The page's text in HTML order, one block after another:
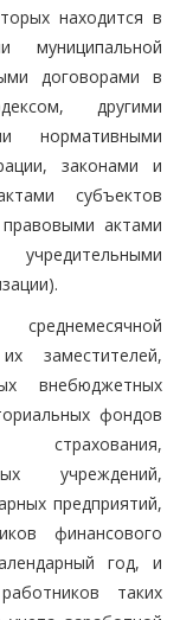
находится в
муниципальной
договорами в
другими
нормативными
законами и
субъектов
актами
учредительными
заместителей,
внебюджетных
фондов
страхования,
учреждений,
предприятий,
финансового
год, и
таких